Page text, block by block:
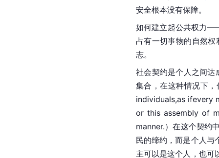
安全根本没有保障。
如何建立起公共权力
占有一切事物的自然
志。
社会契约是个人之间达
集合，在这种情况下
individuals,as ifevery
or this assembly of
manner.）在这个契约
民的缔约，而是个人与
主可以是这个人，也可